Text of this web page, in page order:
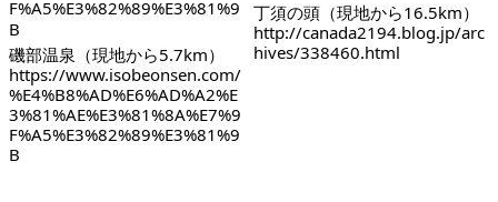
磯部温泉（現地から5.7km）
https://www.isobeonsen.com/
%E4%B8%AD%E6%AD%A2%E
3%81%AE%E3%81%8A%E7%9
F%A5%E3%82%89%E3%81%9
B
丁須の頭（現地から16.5km）
http://canada2194.blog.jp/arc
hives/338460.html